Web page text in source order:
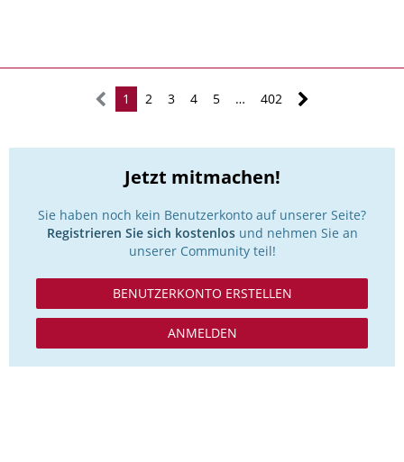
1 2 3 4 5 … 402
Jetzt mitmachen!
Sie haben noch kein Benutzerkonto auf unserer Seite?
Registrieren Sie sich kostenlosund nehmen Sie an
unserer Community teil!
BENUTZERKONTO ERSTELLEN
ANMELDEN